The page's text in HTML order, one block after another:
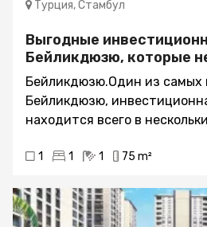
Турция, Стамбул
Выгодные
Бейликдюзю, которые
Бейликдюзю.Один из самых
Бейликдюзю,
находится всего в
школ и всех других
проекте и
преимущества городской
1 1 1 75 m²